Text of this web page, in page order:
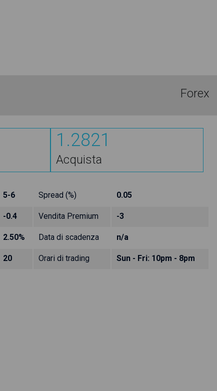
Forex
1.2821
Acquista
5-6 Spread (%) 0.05
-0.4 Vendita Premium -3
2.50% Data di scadenza n/a
20 Orari di trading Sun - Fri: 10pm - 8pm